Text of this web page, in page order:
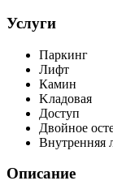
Услуги
Паркинг
Лифт
Камин
Kладовая
Доступ
Двойное
Внутренняя
Описание